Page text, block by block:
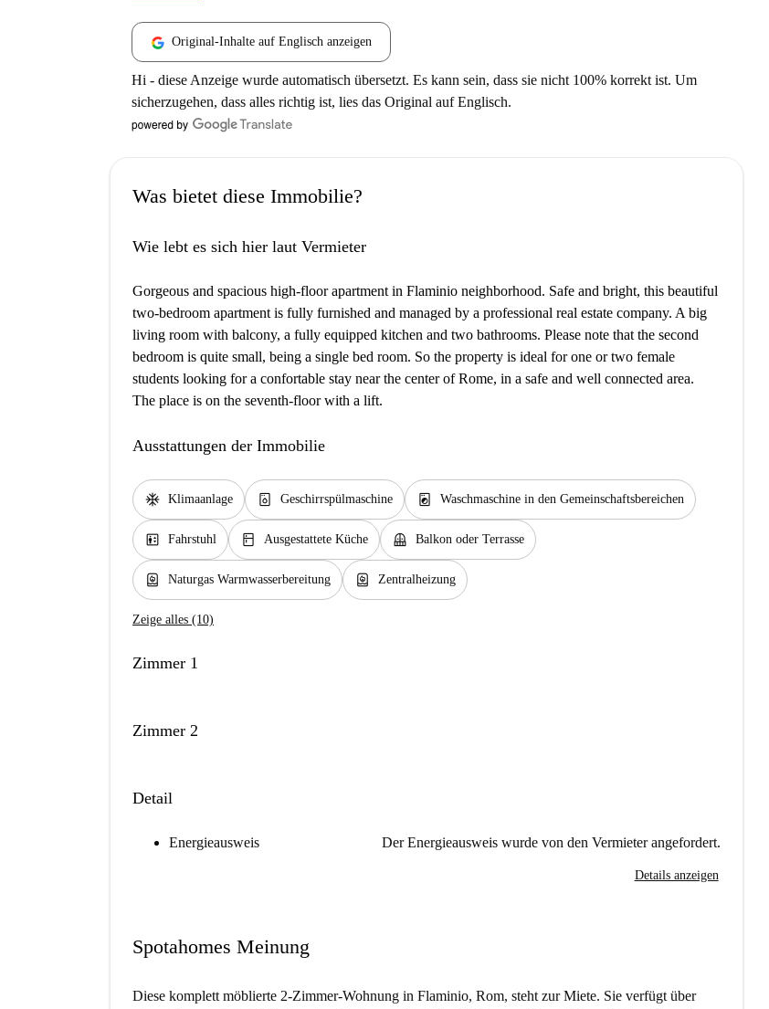
Original-Inhalte auf Englisch anzeigen
Hi - diese Anzeige wurde automatisch übersetzt. Es kann sein, dass sie nicht 100% korrekt ist. Um
sicherzugehen, dass alles richtig ist, lies das Original auf Englisch.
Was bietet diese Immobilie?
Wie lebt es sich hier laut Vermieter
Gorgeous and spacious high-floor apartment in Flaminio neighborhood. Safe and bright, this beautiful
two-bedroom apartment is fully furnished and managed by a professional real estate company. A big
living room with balcony, a fully equipped kitchen and two bathrooms. Please note that the second
bedroom is quite small, being a single bed room. So the property is ideal for one or two female
students looking for a confortable stay near the center of Rome, in a safe and well connected area.
The place is on the seventh-floor with a lift.
Ausstattungen der Immobilie
ac_unit Klimaanlage dishwasher_gen Geschirrspülmaschine local_laundry_service Waschmaschine in den Gemeinschaftsbereichen
elevator Fahrstuhl kitchen Ausgestattete Küche balcony Balkon oder Terrasse
water_heater Naturgas Warmwasserbereitung water_heater Zentralheizung
Zeige alles (10)
Zimmer 1
Zimmer 2
Detail
Energieausweis Der Energieausweis wurde von den Vermieter angefordert.
Details anzeigen
Spotahomes Meinung
Diese komplett möblierte 2-Zimmer-Wohnung in Flaminio, Rom, steht zur Miete. Sie verfügt über